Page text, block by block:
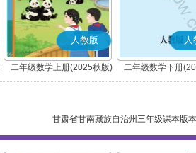
人教版
二年级数学上册(2025秋版)
人
二年级数学下册
甘肃省甘南藏族自治州三年级课本版本